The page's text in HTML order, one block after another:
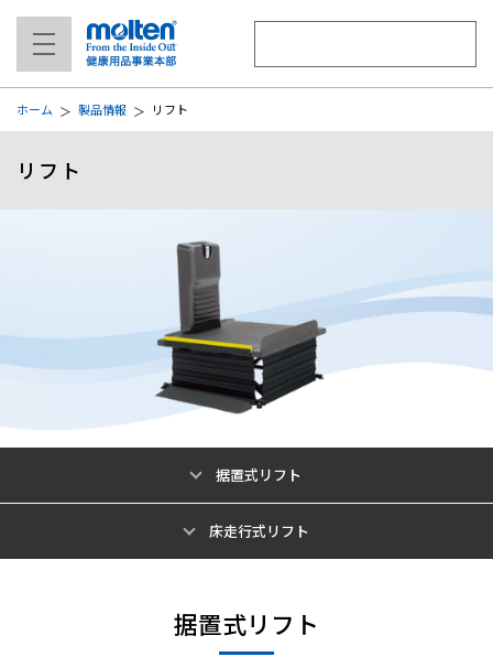
ホーム 製品情報 リフト
リフト
据置式リフト
床走行式リフト
据置式リフト